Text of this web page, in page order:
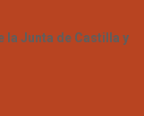
la Junta de Castilla y